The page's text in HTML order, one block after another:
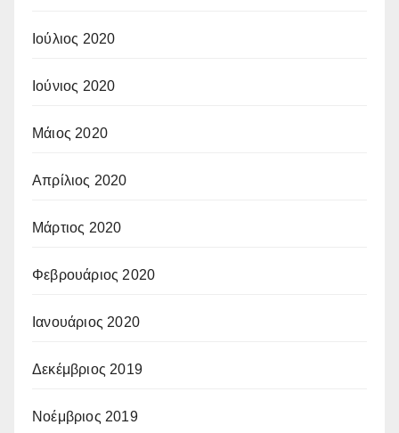
Ιούλιος 2020
Ιούνιος 2020
Μάιος 2020
Απρίλιος 2020
Μάρτιος 2020
Φεβρουάριος 2020
Ιανουάριος 2020
Δεκέμβριος 2019
Νοέμβριος 2019